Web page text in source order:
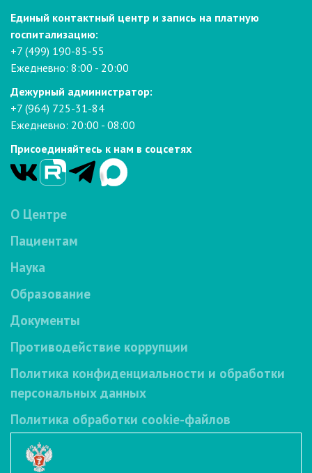
Единый контактный центр и запись на платную
госпитализацию:
+7 (499) 190-85-55
Ежедневно: 8:00 - 20:00
Дежурный администратор:
+7 (964) 725-31-84
Ежедневно: 20:00 - 08:00
Присоединяйтесь к нам в соцсетях
О Центре
Пациентам
Наука
Образование
Документы
Противодействие коррупции
Политика конфиденциальности и обработки
персональных данных
Политика обработки cookie-файлов